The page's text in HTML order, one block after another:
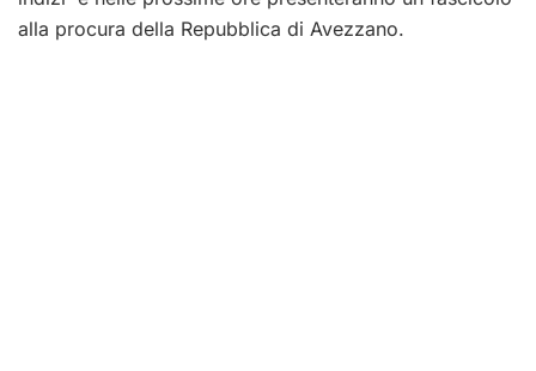
alla procura della Repubblica di Avezzano.